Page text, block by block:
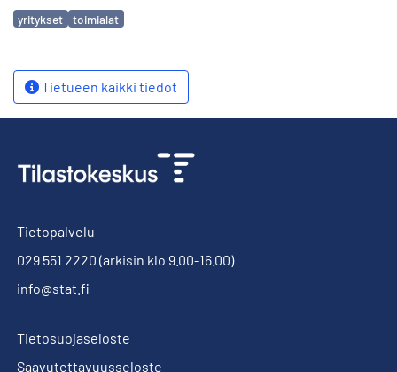
Avainsanat
yritykset toimialat
Tietueen kaikki tiedot
Tietopalvelu
029 551 2220 (arkisin klo 9.00-16.00)
info@stat.fi
Tietosuojaseloste
Saavutettavuusseloste